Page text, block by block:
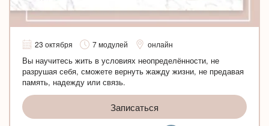
23 октября 7 модулей онлайн
Вы научитесь жить в условиях неопределённости, не
разрушая себя, сможете вернуть жажду жизни, не предавая
память, надежду или связь.
Записаться